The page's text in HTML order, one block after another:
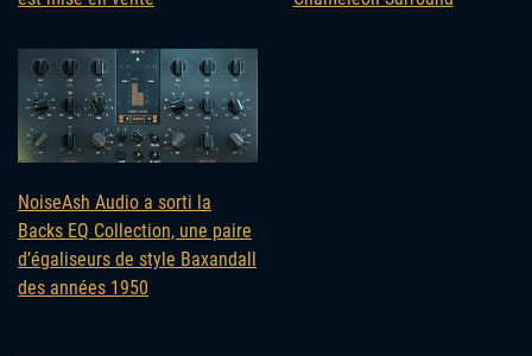
NoiseAsh Audio a sorti la
Backs EQ Collection, une paire
d’égaliseurs de style Baxandall
des années 1950